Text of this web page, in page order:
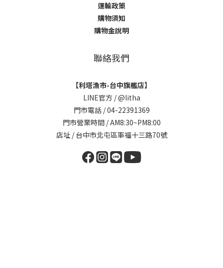
運輸政策
購物須知
購物金說明
聯絡我們
【利塔漁市-台中旗艦店】
LINE官方 /@litha
門市電話 / 04-22391369
門市營業時間 / AM8:30~PM8:00
店址 / 台中市北屯區軍福十三路70號